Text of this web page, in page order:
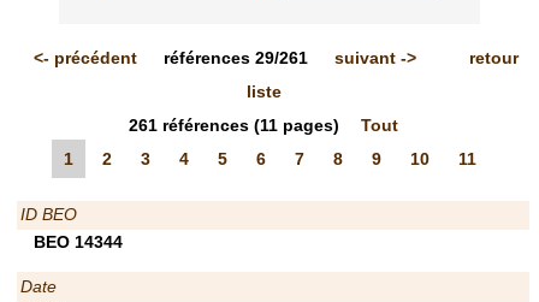
<- précédent références29/261 suivant->
retour
liste
261 références (11 pages)
Tout
1
2 3 4 5 6 7 8 9 10 11
ID BEO
BEO 14344
Date